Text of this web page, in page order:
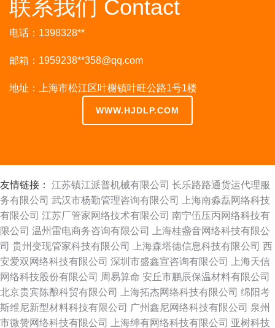
联系我们 Contact
电话：1398328**
邮箱：1959238**358@qq.com
地址：上海市松江区叶榭镇叶旺公路1号1楼
WWW.HJDLP.COM
友情链接： 江苏镇江派普机械有限公司 长乐路路通货运代理服
务有限公司 武汉市杨勤管理咨询有限公司
上海南淼磊网络科技
有限公司 江苏厂管家网络技术有限公司 南宁伍压丙网络科技有
限公司 温州雷电商务咨询有限公司
上海桂盏音网络科技有限公
司 贵州变现管家科技有限公司 上海森塔德信息科技有限公司 西
安爱双网络科技有限公司 深圳市盛鑫宣咨询有限公司
上海天信
网络科技股份有限公司 周易算命 安丘市鹏辰保温材料有限公司
北京贵宾陈酿科贸有限公司
上海拓杰网络科技有限公司 绵阳考
斯维尼新型材料科技有限公司 广州鑫尼网络科技有限公司 泉州
市微赞网络科技有限公司
上海绅有网络科技有限公司 亚树科技